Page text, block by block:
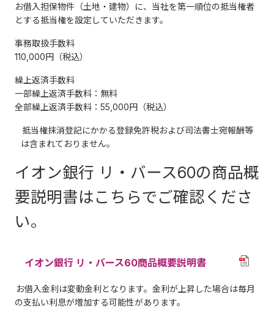
お借入担保物件（土地・建物）に、当社を第一順位の抵当権者
とする抵当権を設定していただきます。
事務取扱手数料
110,000円（税込）
繰上返済手数料
一部繰上返済手数料：無料
全部繰上返済手数料：55,000円（税込）
抵当権抹消登記にかかる登録免許税および司法書士宛報酬等
は含まれておりません。
イオン銀行 リ・バース60の商品概
要説明書はこちらでご確認くださ
い。
イオン銀行 リ・バース60商品概要説明書
お借入金利は変動金利となります。金利が上昇した場合は毎月
の支払い利息が増加する可能性があります。